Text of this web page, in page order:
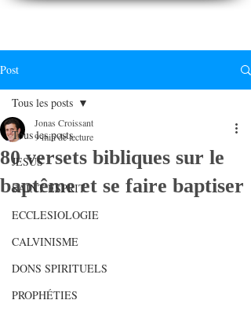
Post
Tous les posts
JESUS
SAINT ESPRIT
ECCLESIOLOGIE
CALVINISME
DONS SPIRITUELS
PROPHÉTIES
Tous les posts
80 versets bibliques sur le
baptême et se faire baptiser
Jonas Croissant
9 min de lecture